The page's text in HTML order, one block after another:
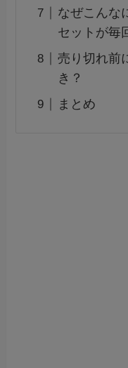
なぜこんな
セットが毎
売り切れ前
き？
まとめ